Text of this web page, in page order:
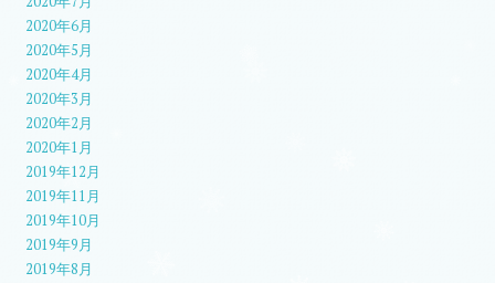
2020年6月
2020年5月
2020年4月
2020年3月
2020年2月
2020年1月
2019年12月
2019年11月
2019年10月
2019年9月
2019年8月